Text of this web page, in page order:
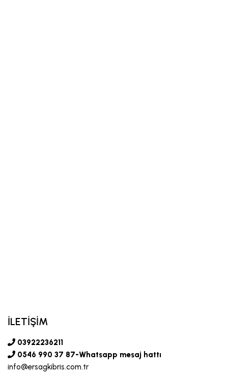
İLETİŞİM
03922236211
0546 990 37 87-Whatsapp mesaj hattı
info@ersagkibris.com.tr